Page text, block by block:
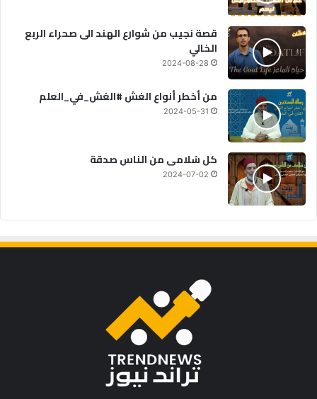
قصة نجيب من شوارع الهند الى صحراء الربع
الخالي
2024-08-28
من أخطر أنواع الغش #الغش_في_العلم
2024-05-31
كل سُلامى من الناس صدقة
2024-07-02